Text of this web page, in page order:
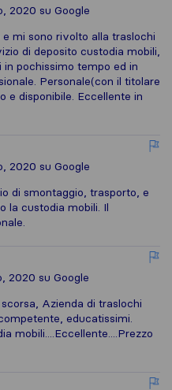
2020 su Google
mi sono rivolto alla traslochi
di deposito custodia mobili,
pochissimo tempo ed in
Personale(con il titolare
e disponibile. Eccellente in
2020 su Google
di smontaggio, trasporto, e
la custodia mobili. Il
2020 su Google
Azienda di traslochi
educatissimi.
mobili....Eccellente....Prezzo